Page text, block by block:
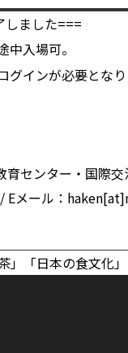
しました===
中入場可。
グインが必要となり
育センター・国際交
Eメール：
」「日本の食文化